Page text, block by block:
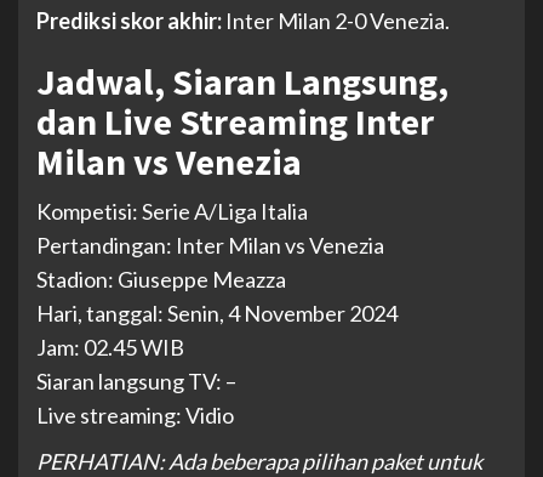
Prediksi skor akhir: Inter Milan 2-0 Venezia.
Jadwal, Siaran Langsung,
dan Live Streaming Inter
Milan vs Venezia
Kompetisi: Serie A/Liga Italia
Pertandingan: Inter Milan vs Venezia
Stadion: Giuseppe Meazza
Hari, tanggal: Senin, 4 November 2024
Jam: 02.45 WIB
Siaran langsung TV: –
Live streaming: Vidio
PERHATIAN: Ada beberapa pilihan paket untuk